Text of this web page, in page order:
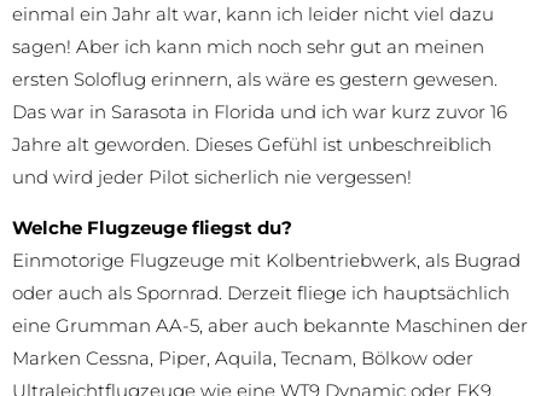
einmal ein Jahr alt war, kann ich leider nicht viel dazu
sagen! Aber ich kann mich noch sehr gut an meinen
ersten Soloflug erinnern, als wäre es gestern gewesen.
Das war in Sarasota in Florida und ich war kurz zuvor 16
Jahre alt geworden. Dieses Gefühl ist unbeschreiblich
und wird jeder Pilot sicherlich nie vergessen!
Welche Flugzeuge fliegst du?
Einmotorige Flugzeuge mit Kolbentriebwerk, als Bugrad
oder auch als Spornrad. Derzeit fliege ich hauptsächlich
eine Grumman AA-5, aber auch bekannte Maschinen der
Marken Cessna, Piper, Aquila, Tecnam, Bölkow oder
Ultraleichtflugzeuge wie eine WT9 Dynamic oder FK9.